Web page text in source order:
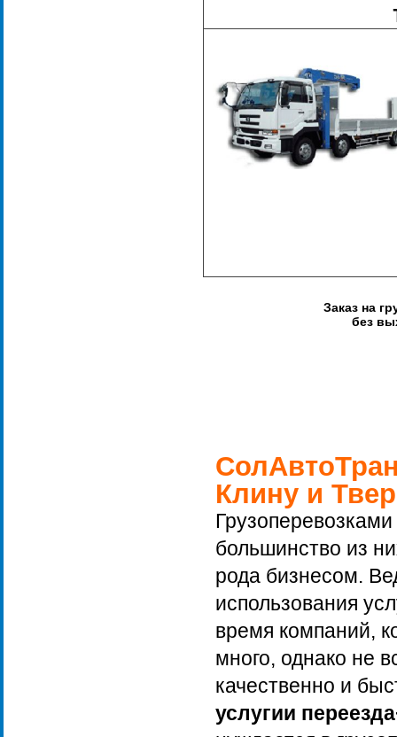
Заказ на
без
Клину и
большинство из
рода бизнесом.
использования
время компаний,
много, однако не
качественно и
услугии